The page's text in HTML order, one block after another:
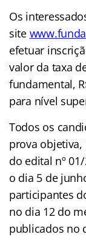
Os
site
efetuar
valor da taxa
fundamental,
para nível
Todos os
prova objetiva,
do edital nº
o dia 5 de
participantes
no dia 12 do
publicados no